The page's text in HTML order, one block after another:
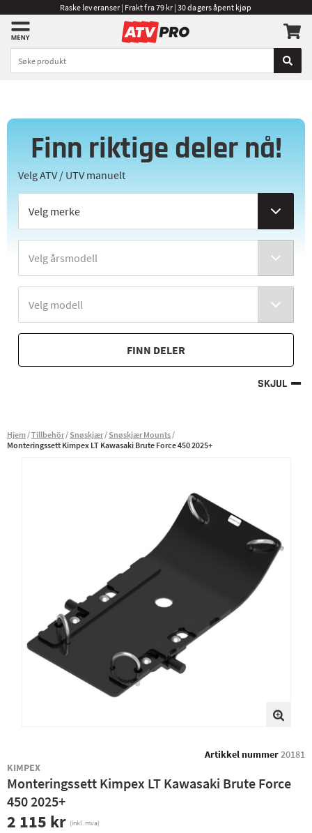
Raske leveranser | Frakt fra 79 kr | 30 dagers åpent kjøp
Finn riktige deler nå!
Velg ATV / UTV manuelt
FINN DELER
SKJUL
Hjem Tillbehör Snøskjær Snøskjær Mounts
Monteringssett Kimpex LT Kawasaki Brute Force 450 2025+
Artikkel nummer20181
KIMPEX
Monteringssett Kimpex LT Kawasaki Brute Force
450 2025+
2 115 kr (inkl. mva)